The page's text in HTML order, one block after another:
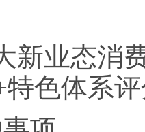
新业态消
特色体系